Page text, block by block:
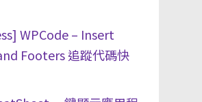
WPCode – Insert
Footers 追蹤代碼快